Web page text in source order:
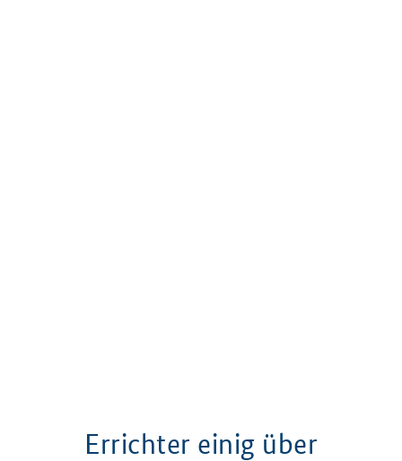
Errichter einig über